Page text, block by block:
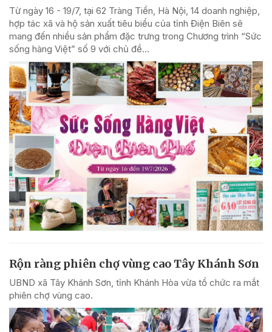
Từ ngày 16 - 19/7, tại 62 Tràng Tiền, Hà Nội, 14 doanh nghiệp,
hợp tác xã và hộ sản xuất tiêu biểu của tỉnh Điện Biên sẽ
mang đến nhiều sản phẩm đặc trưng trong Chương trình “Sức
sống hàng Việt” số 9 với chủ đề...
Rộn ràng phiên chợ vùng cao Tây Khánh Sơn
UBND xã Tây Khánh Sơn, tỉnh Khánh Hòa vừa tổ chức ra mắt
phiên chợ vùng cao.